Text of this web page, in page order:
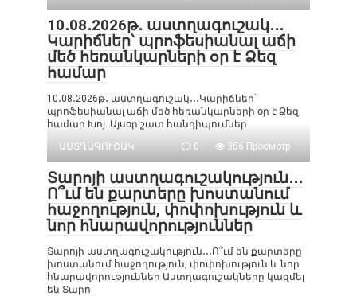
10․08․2026թ․ աստղագուշակ․․․
Կարիճներ՝ պրոֆեսիանալ աճի
մեծ հեռանկարների օր է Ձեզ
համար
10․08․2026թ․ աստղագուշակ․․․Կարիճներ՝
պրոֆեսիանալ աճի մեծ հեռանկարների օր է Ձեզ
համար Խոյ. Այսօր շատ հանդիպումներ
ԱՍՏՂԱԳՈՒՇԱԿ
0 356 Просмотр
Տարոյի աստղագուշակություն․․․
Ո՞ւմ են քարտերը խոստանում
հաջողություն, փոփոխություն և
նոր հնարավորություններ
Տարոյի աստղագուշակություն․․․Ո՞ւմ են քարտերը
խոստանում հաջողություն, փոփոխություն և նոր
հնարավորություններ Աստղագուշակները կազմել
են Տարո